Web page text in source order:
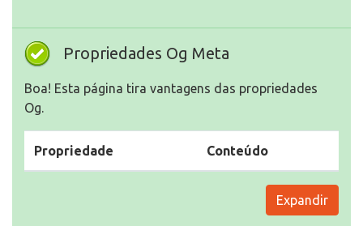
Propriedades Og Meta
Boa! Esta página tira vantagens das propriedades
Og.
Propriedade Conteúdo
Expandir